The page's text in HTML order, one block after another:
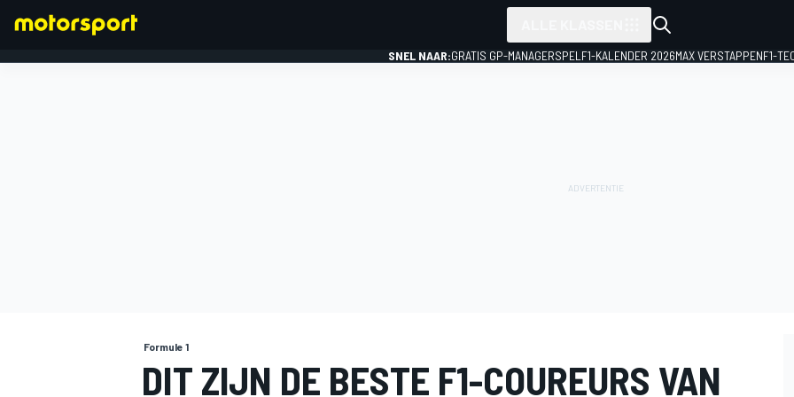
SNEL NAAR:GRATIS GP-MANAGERSPEL F1-KALENDER 2026MAX VERSTAPPENF1-
Formule 1
DIT ZIJN DE BESTE F1-COUREURS VAN